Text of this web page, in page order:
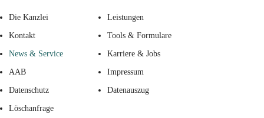
Die Kanzlei Leistungen
Kontakt Tools & Formulare
News & Service Karriere & Jobs
AAB Impressum
Datenschutz Datenauszug
Löschanfrage